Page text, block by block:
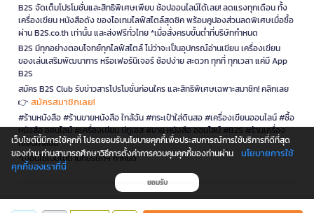
B2S จัดเต็มโปรโมชั่นและสิทธิพิเศษเพียบ ช้อปออนไลน์ได้เลย! ลดแรงทุกเดือน ทั้ง
เครื่องเขียน หนังสือดัง ของไอเทมไลฟ์สไตล์สุดชิค พร้อมคูปองส่วนลดพิเศษเมื่อซื้อ
ผ่าน B2S.co.th เท่านั้น และส่งฟรีทั่วไทย *เมื่อสั่งครบขั้นต่ำที่บริษัทกำหนด
B2S มีทุกอย่างตอบโจทย์ทุกไลฟ์สไตล์ ไม่ว่าจะเป็นอุปกรณ์อ่านเขียน เครื่องเขียน
ของเล่นเสริมพัฒนาการ หรือเฟอร์นิเจอร์ ช้อปง่าย สะดวก ทุกที่ ทุกเวลา แค่มี App
B2S
สมัคร B2S Club รับข่าวสารโปรโมชั่นก่อนใคร และสิทธิพิเศษเฉพาะสมาชิก! คลิกเลย
👉 สมัครสมาชิกเลย!
#ร้านหนังสือ #ร้านขายหนังสือ ใกล้ฉัน #กระเป๋าใส่ดินสอ #เครื่องเขียนออนไลน์ #ซื้อ
หนังสือ ออนไลน์ #เครื่องเขียน บีทูเอส #ขาย หนังสือ ออนไลน์ #B2S #ร้านเครื่อง
เขียนใกล้ฉัน
*เงื่อนไขเป็นไปตามที่บริษัทฯ กำหนด
is a company operating under
เว็บไซต์นี้มีการใช้คุกกี้ โปรดยอมรับนโยบายคุกกี้เพื่อประสบการณ์การใช้บริการที่ดีที่สุด
ของท่าน ท่านสามารถศึกษาวิธีการตั้งค่าการควบคุมคุกกี้ของท่านผ่าน
นโยบายการใช้
คุกกี้ของเราที่นี่
ยอมรับ